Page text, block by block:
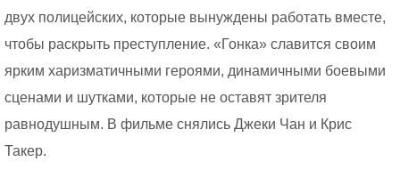
двух полицейских, которые вынуждены работать вместе,
чтобы раскрыть преступление. «Гонка» славится своим
ярким харизматичными героями, динамичными боевыми
сценами и шутками, которые не оставят зрителя
равнодушным. В фильме снялись Джеки Чан и Крис
Такер.